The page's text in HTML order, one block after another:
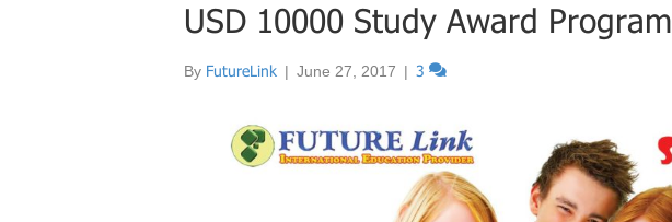
USD 10000 Study Award Program
By FutureLink | June 27, 2017 | 3